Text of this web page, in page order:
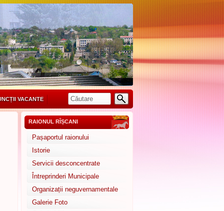
VACANTE
RAIONUL RÎȘCANI
Pașaportul raionului
Istorie
Servicii desconcentrate
Întreprinderi Municipale
Organizații neguvernamentale
Galerie Foto